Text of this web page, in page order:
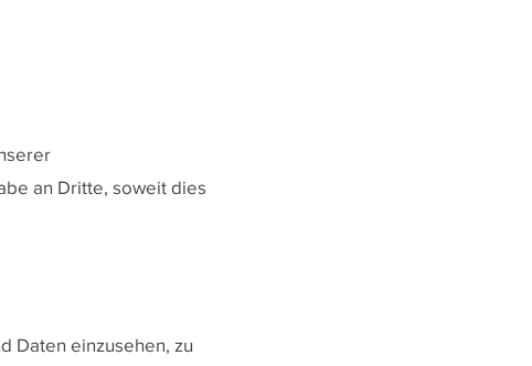
an Dritte, soweit dies
Daten einzusehen, zu